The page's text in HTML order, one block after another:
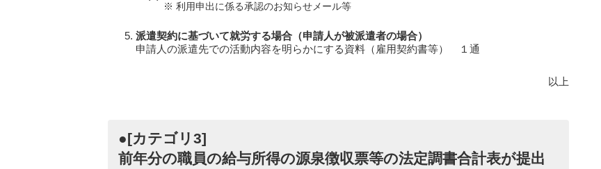
※ 利用申出に係る承認のお知らせメール等
派遣契約に基づいて就労する場合（申請人が被派遣者の場合）
申請人の派遣先での活動内容を明らかにする資料（雇用契約書等） １通
以上
●[カテゴリ3]
前年分の職員の給与所得の源泉徴収票等の法定調書合計表が提出